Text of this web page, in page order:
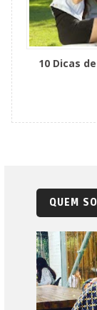
10 Dicas
QUEM